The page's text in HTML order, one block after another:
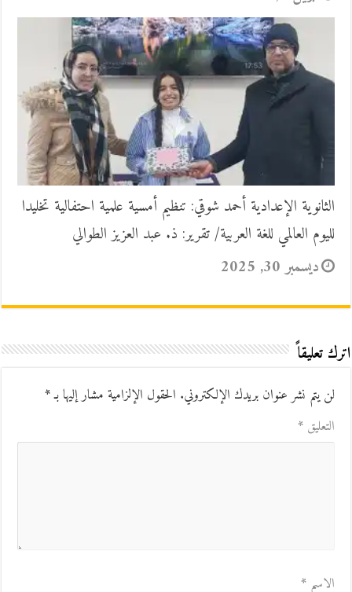
الثانوية الإعدادية أحمد شوقي: تنظيم أمسية علمية احتفالية تخليدا
لليوم العالمي للغة العربية/ تقرير: ذ. عبد العزيز الطوالي
ديسمبر 30, 2025
اترك تعليقاً
لن يتم نشر عنوان بريدك الإلكتروني. الحقول الإلزامية مشار إليها بـ*
التعليق*
الاسم*